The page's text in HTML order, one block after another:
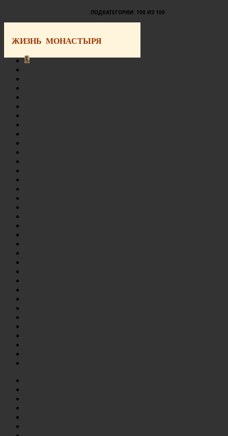
ПОДКАТЕГОРИИ: 100 ИЗ 100
ЖИЗНЬ МОНАСТЫРЯ